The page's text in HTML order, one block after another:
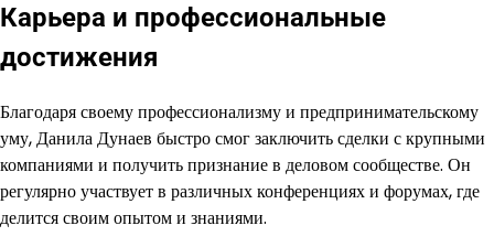
Карьера и профессиональные
достижения
Благодаря своему профессионализму и предпринимательскому
уму, Данила Дунаев быстро смог заключить сделки с крупными
компаниями и получить признание в деловом сообществе. Он
регулярно участвует в различных конференциях и форумах, где
делится своим опытом и знаниями.